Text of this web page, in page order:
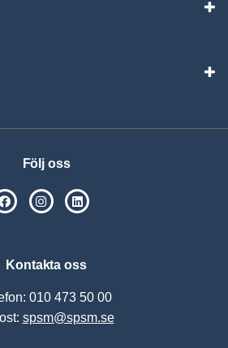
Följ oss
SPSM på Facebook
SPSM på Instagram
Kontakta oss
010 473 50 00
spsm@spsm.se